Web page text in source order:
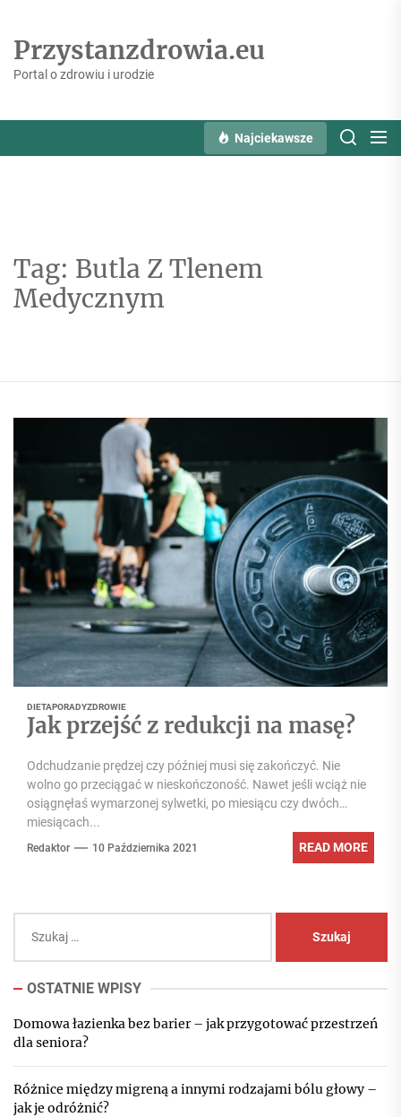
content
Przystanzdrowia.eu
Portal o zdrowiu i urodzie
Najciekawsze
Tag: Butla Z Tlenem
Medycznym
DIETAPORADYZDROWIE
Jak przejść z redukcji na masę?
Odchudzanie prędzej czy później musi się zakończyć. Nie
wolno go przeciągać w nieskończoność. Nawet jeśli wciąż nie
osiągnęłaś wymarzonej sylwetki, po miesiącu czy dwóch
miesiącach...
Redaktor 10 Października 2021 READ MORE
OSTATNIE WPISY
Domowa łazienka bez barier – jak przygotować przestrzeń
dla seniora?
Różnice między migreną a innymi rodzajami bólu głowy –
jak je odróżnić?